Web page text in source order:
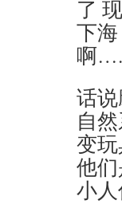
了
下
啊….
话
自
变
他
小